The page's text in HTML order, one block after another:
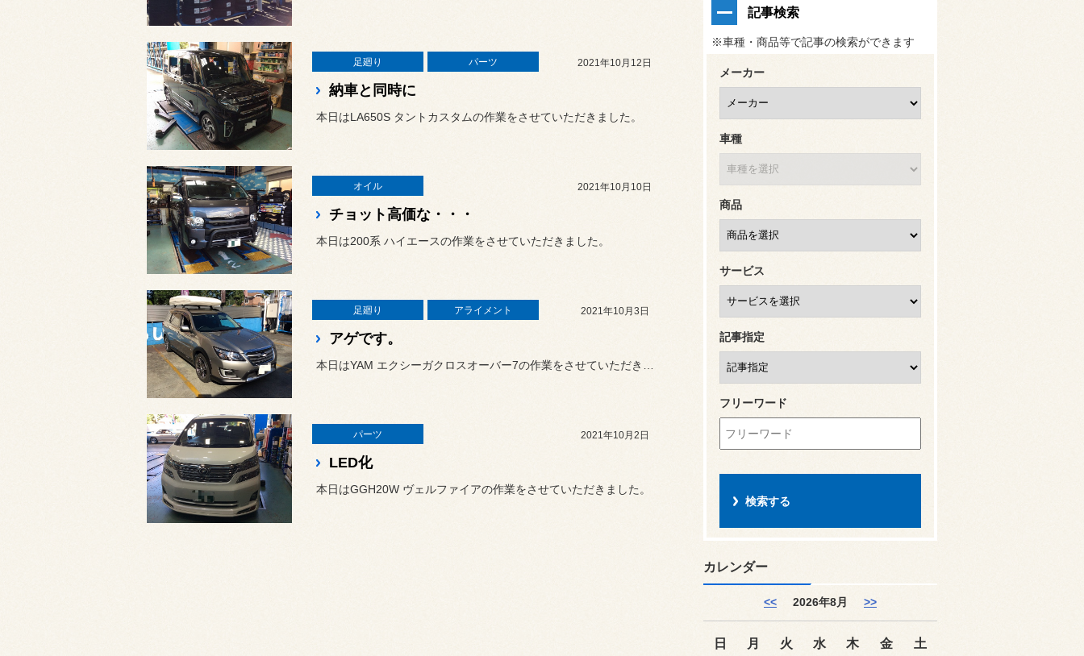
足廻り パーツ 2021年10月12日
納車と同時に
本日はLA650S タントカスタムの作業をさせていただきました。
オイル 2021年10月10日
チョット高価な・・・
本日は200系 ハイエースの作業をさせていただきました。
足廻り アライメント 2021年10月3日
アゲです。
パーツ 2021年10月2日
LED化
本日はGGH20W ヴェルファイアの作業をさせていただきました。
記事検索
※車種・商品等で記事の検索ができます
メーカー
車種
商品
サービス
記事指定
フリーワード
カレンダー
<< 2026年8月 >>
日 月 火 水 木 金
土